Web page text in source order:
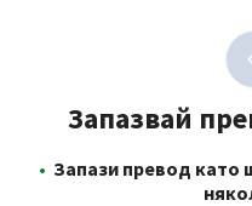
Запазвай
• Запази превод като